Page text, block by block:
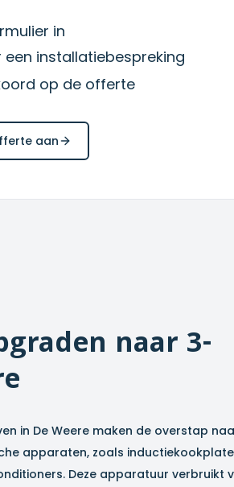
in
een installatiebespreking
op de offerte
aan
naar 3-
in De Weere maken de overstap
apparaten, zoals
Deze apparatuur verbruikt